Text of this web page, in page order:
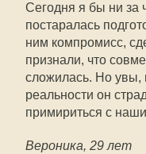
Сегодня я бы ни за
постаралась
ним компромисс,
признали, что
сложилась. Но увы,
реальности он
примириться с
Вероника, 29 лет